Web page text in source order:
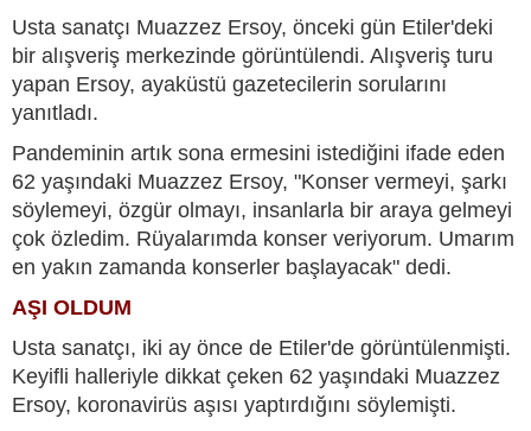
Usta sanatçı Muazzez Ersoy, önceki gün Etiler'deki
bir alışveriş merkezinde görüntülendi. Alışveriş turu
yapan Ersoy, ayaküstü gazetecilerin sorularını
yanıtladı.
Pandeminin artık sona ermesini istediğini ifade eden
62 yaşındaki Muazzez Ersoy, "Konser vermeyi, şarkı
söylemeyi, özgür olmayı, insanlarla bir araya gelmeyi
çok özledim. Rüyalarımda konser veriyorum. Umarım
en yakın zamanda konserler başlayacak" dedi.
AŞI OLDUM
Usta sanatçı, iki ay önce de Etiler'de görüntülenmişti.
Keyifli halleriyle dikkat çeken 62 yaşındaki Muazzez
Ersoy, koronavirüs aşısı yaptırdığını söylemişti.